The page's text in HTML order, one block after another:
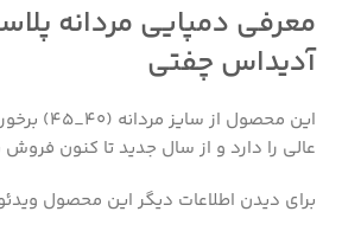
معرفی دمپایی مردانه
آدیداس چفتی
این محصول
عالی را دارد و از سال جدید تا کنون فروش
برای دیدن اطلاعات دیگر این محصول